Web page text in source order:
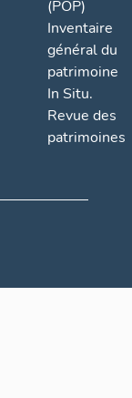
(POP)
Inventaire
général du
patrimoine
In Situ.
Revue des
patrimoines